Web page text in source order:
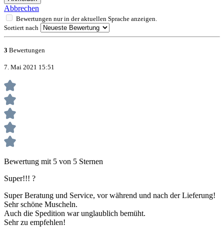
Abbrechen
Bewertungen nur in der aktuellen Sprache anzeigen.
Sortiert nach
3 Bewertungen
7. Mai 2021 15:51
Bewertung mit 5 von 5 Sternen
Super!!! ?
Super Beratung und Service, vor während und nach der Lieferung!
Sehr schöne Muscheln.
Auch die Spedition war unglaublich bemüht.
Sehr zu empfehlen!